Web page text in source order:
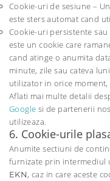
Cookie-uri de sesiune –
este sters automat cand
Cookie-uri persistente sau
este un cookie care
cand atinge o anumita
minute, zile sau cateva
utilizator in orice
Aflati mai multe detalii
Google si de partenerii
utilizeaza.
6. Cookie-urile
Anumite sectiuni de
furnizate prin intermediul
EKN, caz in care aceste